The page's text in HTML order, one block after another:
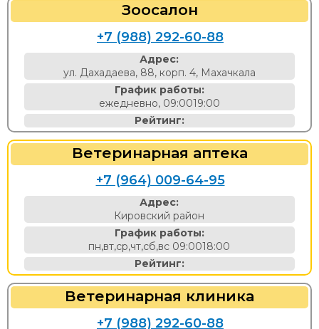
Зоосалон
+7 (988) 292-60-88
Адрес:
ул. Дахадаева, 88, корп. 4, Махачкала
График работы:
ежедневно, 09:0019:00
Рейтинг:
Ветеринарная аптека
+7 (964) 009-64-95
Адрес:
Кировский район
График работы:
пн,вт,ср,чт,сб,вс 09:0018:00
Рейтинг:
Ветеринарная клиника
+7 (988) 292-60-88